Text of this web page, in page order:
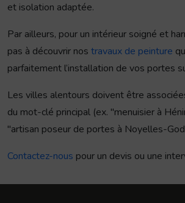
et isolation adaptée.
Par ailleurs, pour un intérieur soigné et
pas à découvrir nos travaux de peinture
parfaitement l’installation de vos portes
Les villes alentours doivent être
du mot-clé principal (ex. "menuisier à
"artisan poseur de portes à Noyelles-
Contactez-nous pour un devis ou une